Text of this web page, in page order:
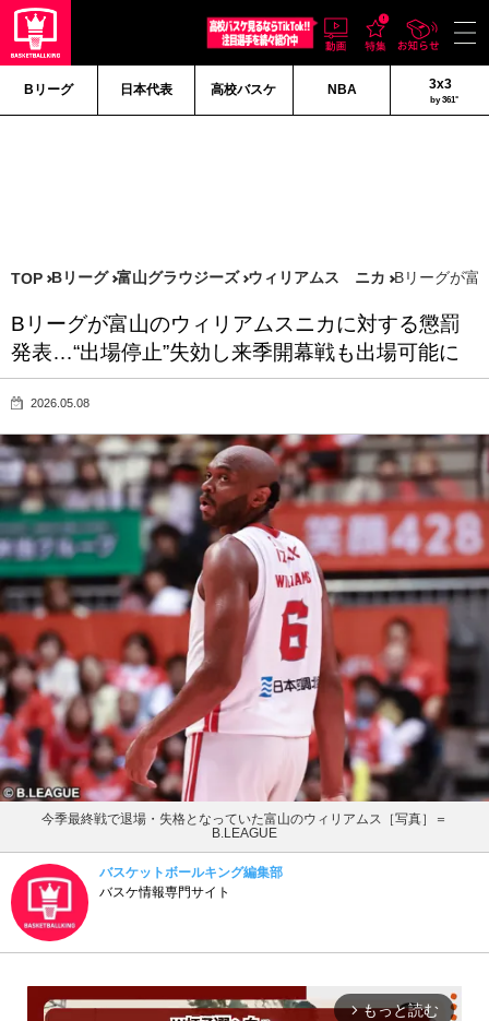
Bリーグ 日本代表 高校バスケ NBA 3x3
by 361°
TOP Bリーグ 富山グラウジーズ ウィリアムス ニカ Bリーグが富
Bリーグが富山のウィリアムスニカに対する懲罰
発表…“出場停止”失効し来季開幕戦も出場可能に
2026.05.08
今季最終戦で退場・失格となっていた富山のウィリアムス［写真］＝
B.LEAGUE
バスケットボールキング編集部
バスケ情報専門サイト
arrow_forward_ios もっと読む